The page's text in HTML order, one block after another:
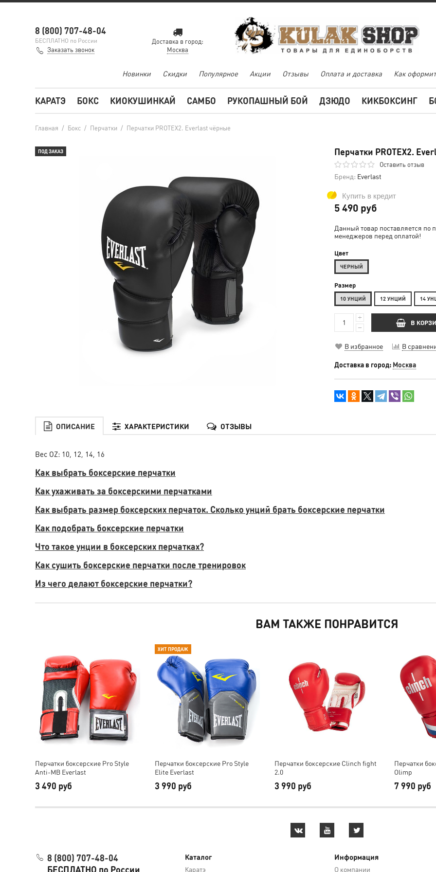
8 (800) 707-48-04
БЕСПЛАТНО по России
Заказать звонок
Доставка в город:
Москва
Новинки Скидки Популярное Акции Отзывы Оплата и доставка Как
КАРАТЭ БОКС КИОКУШИНКАЙ САМБО РУКОПАШНЫЙ БОЙ ДЗЮДО КИКБОКСИНГ
Главная / Бокс / Перчатки / Перчатки PROTEX2. Everlast чёрные
ПОД ЗАКАЗ Перчатки PROTEX2.
Оставить отзыв
Бренд: Everlast
Купить в кредит
5 490 руб
Данный товар поставляется по
менеджеров перед оплатой!
Цвет
ЧЕРНЫЙ
Размер
10 УНЦИЙ 12 УНЦИЙ 14
В
В избранное В
Доставка в город: Москва
ОПИСАНИЕ ХАРАКТЕРИСТИКИ ОТЗЫВЫ
Вес OZ: 10, 12, 14, 16
Как выбрать боксерские перчатки
Как ухаживать за боксерскими перчатками
Как выбрать размер боксерских перчаток. Сколько унций брать боксерские перчатки
Как подобрать боксерские перчатки
Что такое унции в боксерских перчатках?
Как сушить боксерские перчатки после тренировок
Из чего делают боксерские перчатки?
ВАМ ТАКЖЕ ПОНРАВИТСЯ
Перчатки боксерские Pro Style
Anti-MB Everlast
3 490 руб
ХИТ ПРОДАЖ
Перчатки боксерские Pro Style
Elite Everlast
3 990 руб
Перчатки боксерские Clinch fight
2.0
3 990 руб
Перчатки
Olimp
7 990 руб
Каталог
Каратэ
Информация
О компании
8 (800) 707-48-04
БЕСПЛАТНО по России